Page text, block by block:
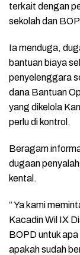
terkait dengan
sekolah dan
Ia menduga,
bantuan biaya
penyelenggara
dana Bantuan
yang dikelola
perlu di kontrol.
Beragam
dugaan
kental.
” Ya kami
Kacadin Wil IX
BOPD untuk
apakah sudah